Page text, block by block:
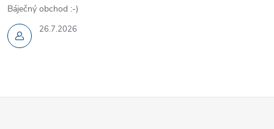
26.7.2026
Báječný obchod :-)